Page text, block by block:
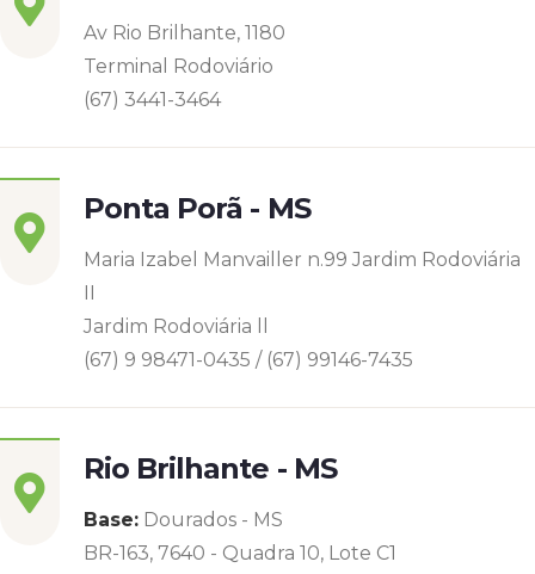
Av Rio Brilhante, 1180
Terminal Rodoviário
(67) 3441-3464
Ponta Porã - MS
Maria Izabel Manvailler n.99 Jardim Rodoviária
II
Jardim Rodoviária ll
(67) 9 98471-0435 / (67) 99146-7435
Rio Brilhante - MS
Base: Dourados - MS
BR-163, 7640 - Quadra 10, Lote C1